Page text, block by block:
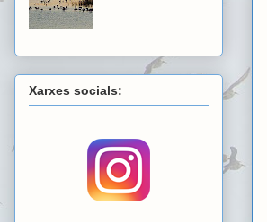
Xarxes socials: